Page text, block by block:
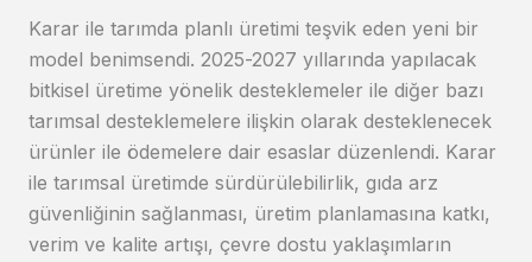
Karar ile tarımda planlı üretimi teşvik eden yeni bir
model benimsendi. 2025-2027 yıllarında yapılacak
bitkisel üretime yönelik desteklemeler ile diğer bazı
tarımsal desteklemelere ilişkin olarak desteklenecek
ürünler ile ödemelere dair esaslar düzenlendi. Karar
ile tarımsal üretimde sürdürülebilirlik, gıda arz
güvenliğinin sağlanması, üretim planlamasına katkı,
verim ve kalite artışı, çevre dostu yaklaşımların